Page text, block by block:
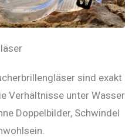
sind exakt
Verhältnisse unter Wasser
Doppelbilder, Schwindel